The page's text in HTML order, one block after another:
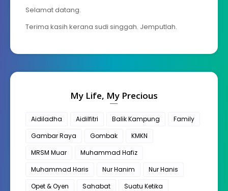
Selamat datang.
Terima kasih kerana sudi singgah. Jemputlah.
My Life, My Precious
Aidiladha Aidilfitri Balik Kampung
Family
Gambar Raya
Gombak
KMKN
MRSM Muar
Muhammad Hafiz
Muhammad Haris
Nur Hanim
Nur Hanis
Opet & Oyen
Sahabat
Suatu Ketika